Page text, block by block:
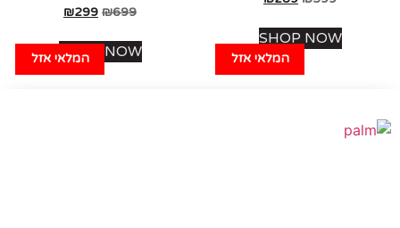
המלאי אזל
SHOP NOW
המלאי אזל
₪699
₪299
SHOP NOW